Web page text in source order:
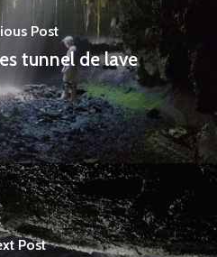
Post
tunnel de lave
Post